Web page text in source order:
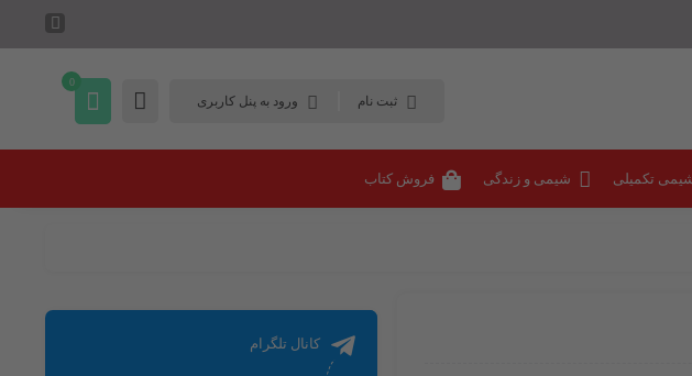
ثبت نام ورود به پنل کاربری
0
تکمیلی شیمی و زندگی فروش کتاب
کانال تلگرام